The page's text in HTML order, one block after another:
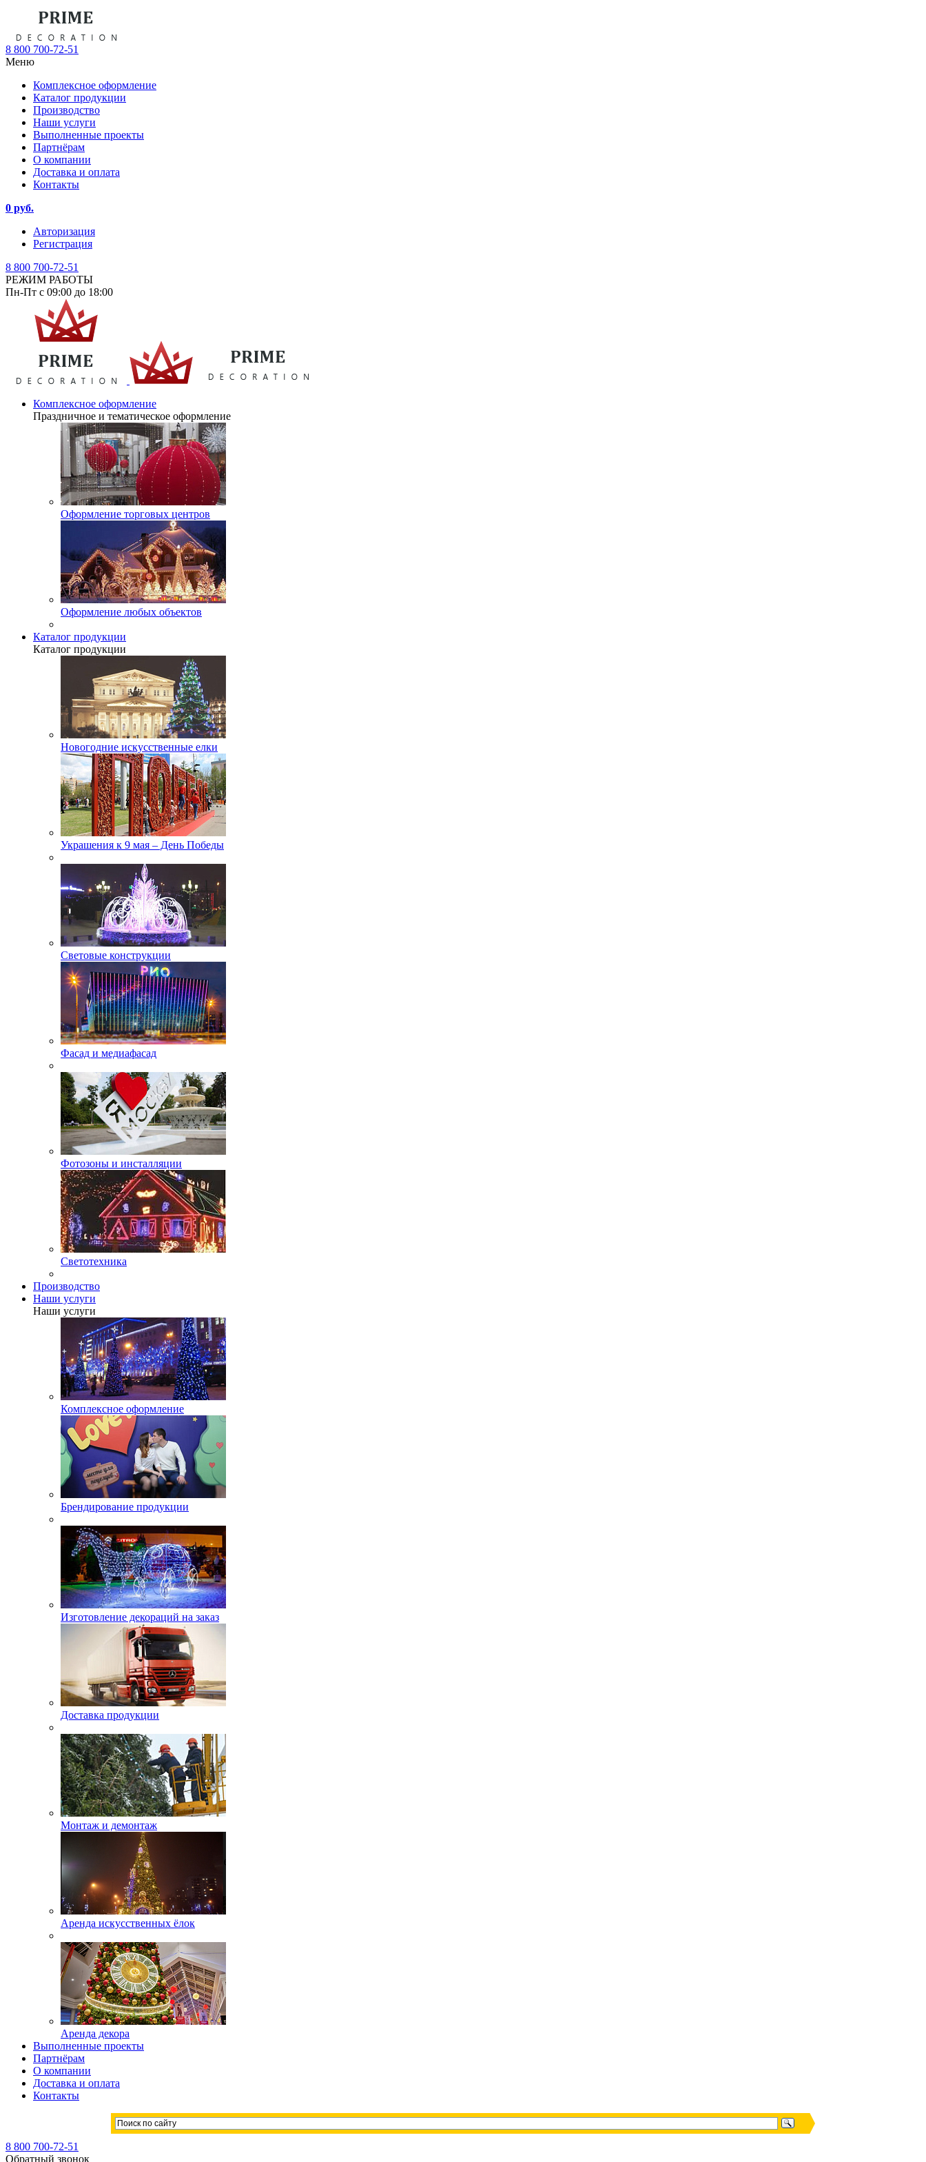
8 800 700-72-51
Меню
Комплексное оформление
Каталог продукции
Производство
Наши услуги
Выполненные проекты
Партнёрам
О компании
Доставка и оплата
Контакты
0 руб.
Авторизация
Регистрация
8 800 700-72-51
РЕЖИМ РАБОТЫ
Пн-Пт с 09:00 до 18:00
Комплексное оформление
Праздничное и тематическое оформление
Оформление торговых центров
Оформление любых объектов
Каталог продукции
Каталог продукции
Новогодние искусственные елки
Украшения к 9 мая – День Победы
Световые конструкции
Фасад и медиафасад
Фотозоны и инсталляции
Светотехника
Производство
Наши услуги
Наши услуги
Комплексное оформление
Брендирование продукции
Изготовление декораций на заказ
Доставка продукции
Монтаж и демонтаж
Аренда искусственных ёлок
Аренда декора
Выполненные проекты
Партнёрам
О компании
Доставка и оплата
Контакты
8 800 700-72-51
Обратный звонок